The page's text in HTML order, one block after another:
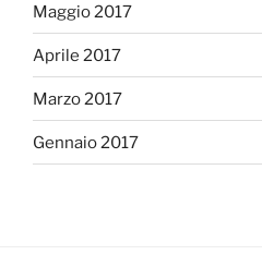
Maggio 2017
Aprile 2017
Marzo 2017
Gennaio 2017